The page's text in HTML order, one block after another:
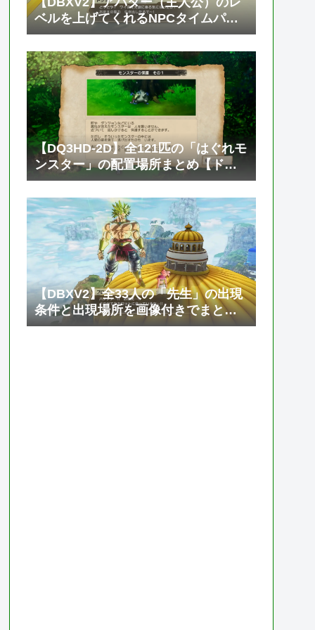
ベルを上げてくれるNPCタイムパト
ローラー「トソック」の居場所と必
要なゼニーやTPメダルの枚数【ドラ
ゴンボール ゼノバース2】
【DQ3HD-2D】全121匹の「はぐれモ
ンスター」の配置場所まとめ【ドラ
ゴンクエスト3 そして伝説へ…】
【DBXV2】全33人の「先生」の出現
条件と出現場所を画像付きでまとめ
て紹介【ドラゴンボール ゼノバース